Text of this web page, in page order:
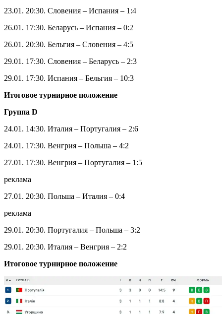
Группа B
22.01. 17:00. Армения – УКРАИНА – 2:1
22.01. 20:00. Литва – Чехия – 3:3
25.01. 14:00. Армения – Чехия – 5:4
25.01. 17:00. УКРАИНА – Литва – 4:1
28.01. 20:30. Литва – Армения – 3:3
28.01. 20:30. Чехия – УКРАИНА – 3:5
Итоговое турнирное положение
Группа C
23.01. 17:30. Беларусь – Бельгия – 0:4
23.01. 20:30. Словения – Испания – 1:4
26.01. 17:30. Беларусь – Испания – 0:2
26.01. 20:30. Бельгия – Словения – 4:5
29.01. 17:30. Словения – Беларусь – 2:3